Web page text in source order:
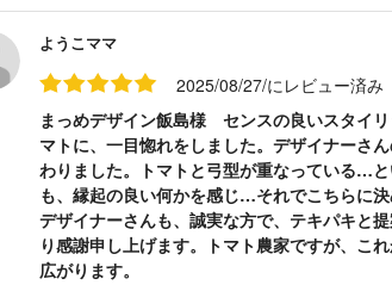
ようこママ
2025/08/27/にレビュー済み
まっめデザイン飯島様 センスの良いスタイリ
マトに、一目惚れをしました。デザイナーさ
わりました。トマトと弓型が重なっている…
も、縁起の良い何かを感じ…それでこちらに決
デザイナーさんも、誠実な方で、テキパキと
り感謝申し上げます。トマト農家ですが、こ
広がります。